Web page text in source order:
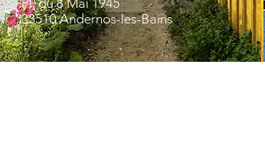
Pl. du 8 Mai 1945
33510 Andernos-les-Bains